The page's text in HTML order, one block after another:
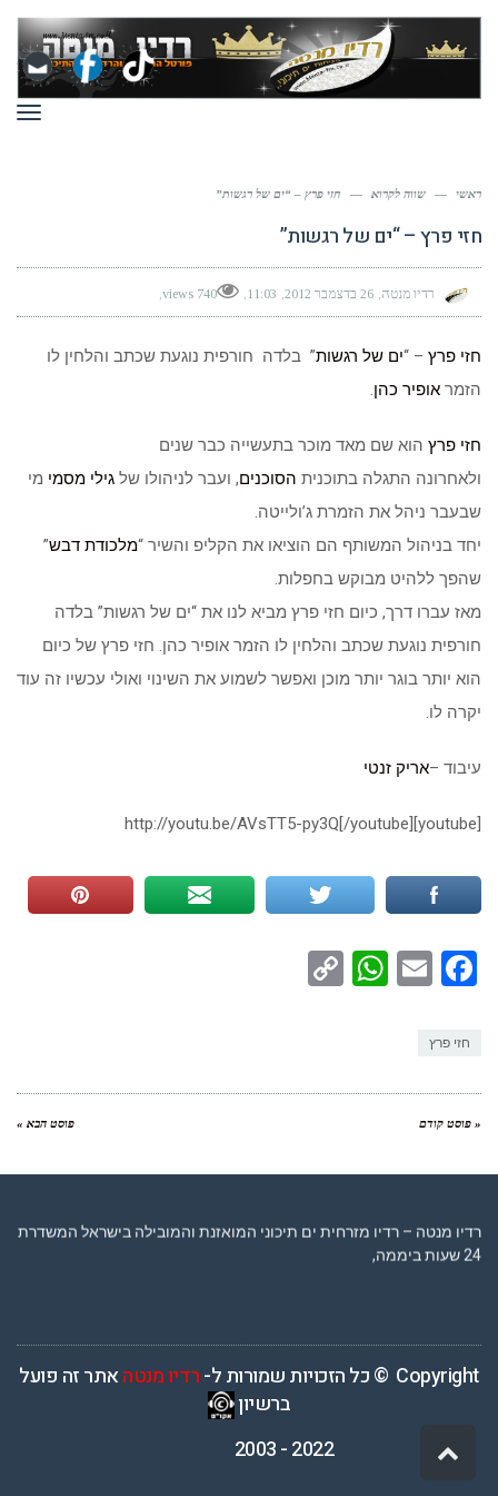
ראשי — שווה לקרוא — חזי פרץ – “ים של רגשות”
חזי פרץ – “ים של רגשות”
רדיו מנטה 26 בדצמבר 2012 11:03
740 views
חזי פרץ – “ים של רגשות” בלדה חורפית נוגעת שכתב והלחין לו
הזמר אופיר כהן.
חזי פרץ הוא שם מאד מוכר בתעשייה כבר שנים
ולאחרונה התגלה בתוכנית הסוכנים, ועבר לניהולו של גילי מסמי מי
שבעבר ניהל את הזמרת ג’ולייטה.
יחד בניהול המשותף הם הוציאו את הקליפ והשיר “מלכודת דבש”
שהפך ללהיט מבוקש בחפלות.
מאז עברו דרך, כיום חזי פרץ מביא לנו את “ים של רגשות” בלדה
חורפית נוגעת שכתב והלחין לו הזמר אופיר כהן. חזי פרץ של כיום
הוא יותר בוגר יותר מוכן ואפשר לשמוע את השינוי ואולי עכשיו זה עוד
יקרה לו.
עיבוד –אריק זנטי
[youtube]http://youtu.be/AVsTT5-py3Q[/youtube]
Facebook
Email
WhatsApp
חזי פרץ
« פוסט קודם פוסט הבא »
רדיו מנטה – רדיו מזרחית ים תיכוני המואזנת והמובילה בישראל המשדרת
24 שעות ביממה,
Copyright © כל הזכויות שמורות ל- רדיו מנטהאתר זה פועל
ברשיון
2022 - 2003